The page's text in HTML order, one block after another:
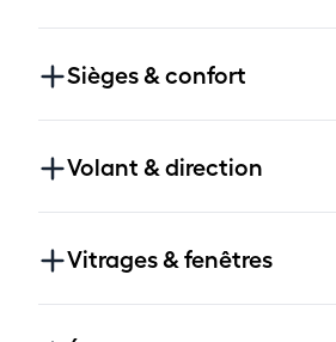
Sièges & confort
Volant & direction
Vitrages & fenêtres